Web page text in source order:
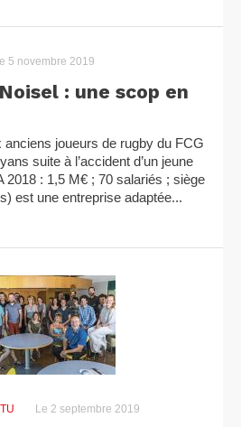
5 novembre 2019
: une scop en
anciens joueurs de rugby du FCG
suite à l’accident d’un jeune
2018 : 1,5 M€ ; 70 salariés ; siège
est une entreprise adaptée...
Le 2 septembre 2019